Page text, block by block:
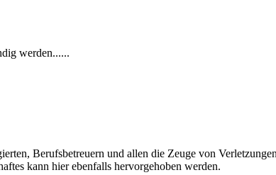
werden......
Berufsbetreuern und allen die Zeuge von
kann hier ebenfalls hervorgehoben werden.